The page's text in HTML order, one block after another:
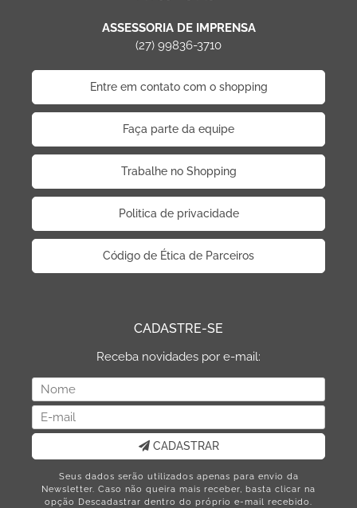
ASSESSORIA DE IMPRENSA
(27) 99836-3710
Entre em contato com o shopping
Faça parte da equipe
Trabalhe no Shopping
Politica de privacidade
Código de Ética de Parceiros
CADASTRE-SE
Receba novidades por e-mail:
CADASTRAR
Seus dados serão utilizados apenas para envio da
Newsletter. Caso não queira mais receber, basta clicar na
opção Descadastrar dentro do próprio e-mail recebido.